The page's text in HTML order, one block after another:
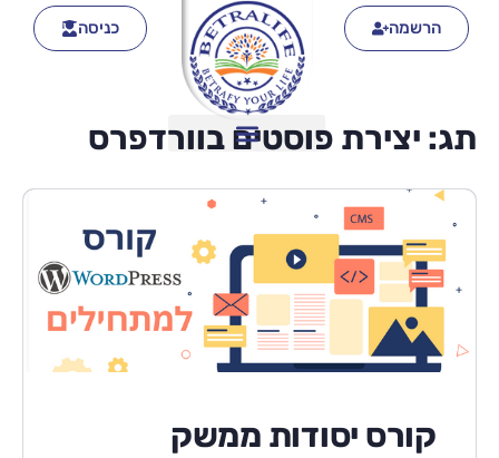
הרשמה כניסה
תג: יצירת פוסטים בוורדפרס
קורס יסודות ממשק